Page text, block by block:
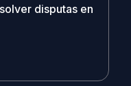
disputas en